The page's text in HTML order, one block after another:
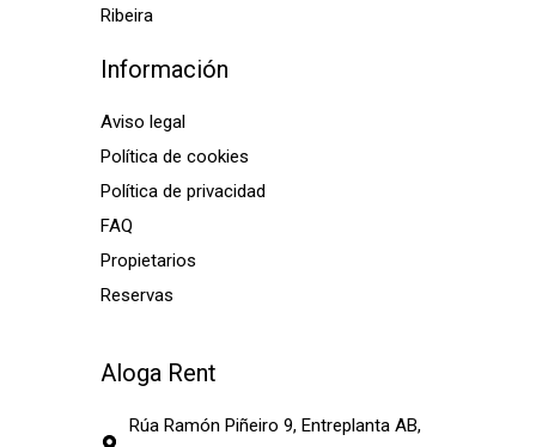
Ribeira
Información
Aviso legal
Política de cookies
Política de privacidad
FAQ
Propietarios
Reservas
Aloga Rent
Rúa Ramón Piñeiro 9, Entreplanta AB,